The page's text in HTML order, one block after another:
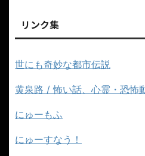
リンク集
世にも奇妙な都市伝説
黄泉路 / 怖い話、心霊・恐怖
にゅーもふ
にゅーすなう！